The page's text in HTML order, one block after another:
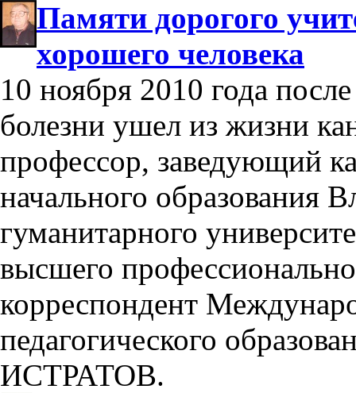
Памяти дорогого
хорошего человека
10 ноября 2010 года
болезни ушел из жизни
профессор, заведующий
начального образования
гуманитарного
высшего
корреспондент
педагогического
ИСТРАТОВ.